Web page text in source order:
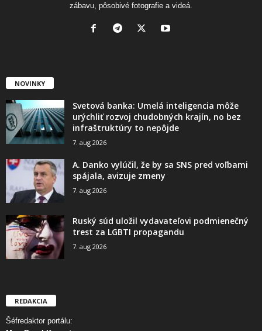
zábavu, pôsobivé fotografie a videá.
NOVINKY
Svetová banka: Umelá inteligencia môže
urýchliť rozvoj chudobných krajín, no bez
infraštruktúry to nepôjde
7. aug 2026
A. Danko vylúčil, že by sa SNS pred voľbami
spájala, avizuje zmeny
7. aug 2026
Ruský súd uložil vydavateľovi podmienečný
trest za LGBTI propagandu
7. aug 2026
REDAKCIA
Šéfredaktor portálu: